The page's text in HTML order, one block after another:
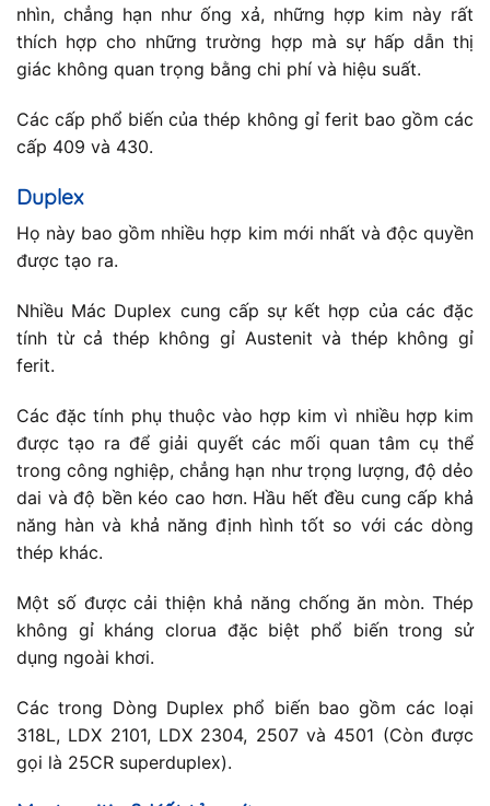
nhìn, chẳng hạn như ống xả, những hợp kim này rất
thích hợp cho những trường hợp mà sự hấp dẫn thị
giác không quan trọng bằng chi phí và hiệu suất.
Các cấp phổ biến của thép không gỉ ferit bao gồm các
cấp 409 và 430.
Duplex
Họ này bao gồm nhiều hợp kim mới nhất và độc quyền
được tạo ra.
Nhiều Mác Duplex cung cấp sự kết hợp của các đặc
tính từ cả thép không gỉ Austenit và thép không gỉ
ferit.
Các đặc tính phụ thuộc vào hợp kim vì nhiều hợp kim
được tạo ra để giải quyết các mối quan tâm cụ thể
trong công nghiệp, chẳng hạn như trọng lượng, độ dẻo
dai và độ bền kéo cao hơn. Hầu hết đều cung cấp khả
năng hàn và khả năng định hình tốt so với các dòng
thép khác.
Một số được cải thiện khả năng chống ăn mòn. Thép
không gỉ kháng clorua đặc biệt phổ biến trong sử
dụng ngoài khơi.
Các trong Dòng Duplex phổ biến bao gồm các loại
318L, LDX 2101, LDX 2304, 2507 và 4501 (Còn được
gọi là 25CR superduplex).